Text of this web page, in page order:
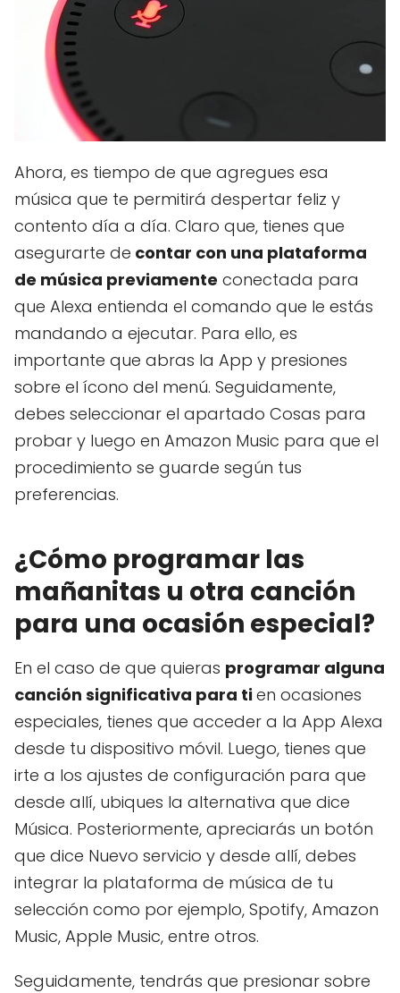
Ahora, es tiempo de que agregues esa
música que te permitirá despertar feliz y
contento día a día. Claro que, tienes que
asegurarte de contar con una plataforma
de música previamente conectada para
que Alexa entienda el comando que le estás
mandando a ejecutar. Para ello, es
importante que abras la App y presiones
sobre el ícono del menú. Seguidamente,
debes seleccionar el apartado Cosas para
probar y luego en Amazon Music para que el
procedimiento se guarde según tus
preferencias.
¿Cómo programar las
mañanitas u otra canción
para una ocasión especial?
En el caso de que quieras programar alguna
canción significativa para tien ocasiones
especiales, tienes que acceder a la App Alexa
desde tu dispositivo móvil. Luego, tienes que
irte a los ajustes de configuración para que
desde allí, ubiques la alternativa que dice
Música. Posteriormente, apreciarás un botón
que dice Nuevo servicio y desde allí, debes
integrar la plataforma de música de tu
selección como por ejemplo, Spotify, Amazon
Music, Apple Music, entre otros.
Seguidamente, tendrás que presionar sobre